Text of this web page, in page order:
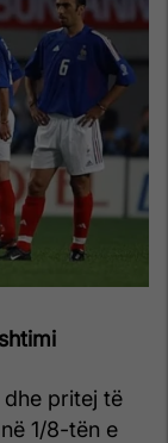
pritej të
1/8-tën e